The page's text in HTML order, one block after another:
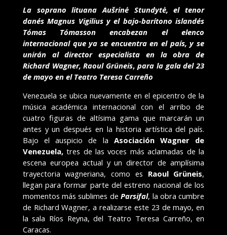
La soprano lituana Aušrinė Stundytė, el tenor
danés Magnus Vigilius y el bajo-barítono islandés
Tómas Tómasson encabezan el elenco
internacional que ya se encuentra en el país, y se
unirán al director especialista en la obra de
Richard Wagner, Raoul Grüneis, para la gala del 23
de mayo en el Teatro Teresa Carreño
Venezuela se ubica nuevamente en el epicentro de la
música académica internacional con el arribo de
cuatro figuras de altísima gama que marcarán un
antes y un después en la historia artística del país.
Bajo el auspicio de la Asociación Wagner de
Venezuela,tres de las voces más aclamadas de la
escena europea actual y un director de amplísima
trayectoria wagneriana, como es Raoul Grüneis,
llegan para formar parte del estreno nacional de los
momentos más sublimes deParsifal, la obra cumbre
de Richard Wagner, a realizarse este 23 de mayo, en
la sala Ríos Reyna, del Teatro Teresa Carreño, en
Caracas.